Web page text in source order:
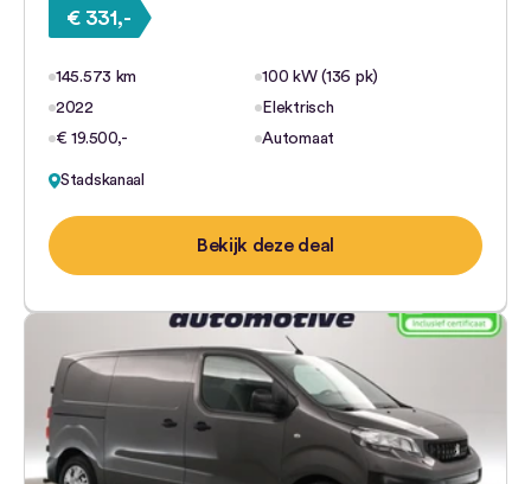
€ 331,-
145.573 km
100 kW (136 pk)
2022
Elektrisch
€ 19.500,-
Automaat
Stadskanaal
Bekijk deze deal